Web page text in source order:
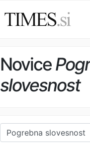
Novice
slovesnost